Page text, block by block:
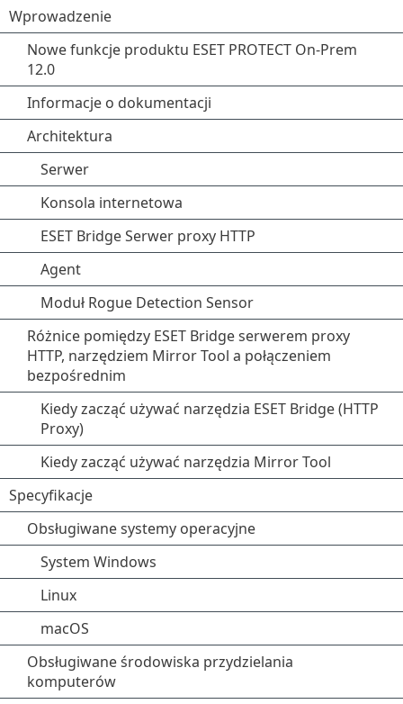
Wprowadzenie
Nowe funkcje produktu ESET PROTECT On-Prem
12.0
Informacje o dokumentacji
Architektura
Serwer
Konsola internetowa
ESET Bridge Serwer proxy HTTP
Agent
Moduł Rogue Detection Sensor
Różnice pomiędzy ESET Bridge serwerem proxy
HTTP, narzędziem Mirror Tool a połączeniem
bezpośrednim
Kiedy zacząć używać narzędzia ESET Bridge (HTTP
Proxy)
Kiedy zacząć używać narzędzia Mirror Tool
Specyfikacje
Obsługiwane systemy operacyjne
System Windows
Linux
macOS
Obsługiwane środowiska przydzielania
komputerów